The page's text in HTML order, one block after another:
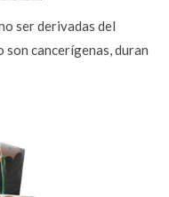
ser derivadas del
cancerígenas, duran